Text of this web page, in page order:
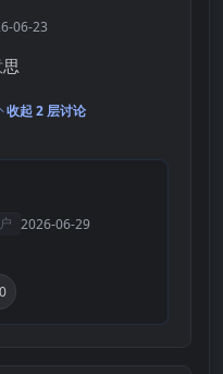
06-23
收起 2 层讨论
2026-06-29
0